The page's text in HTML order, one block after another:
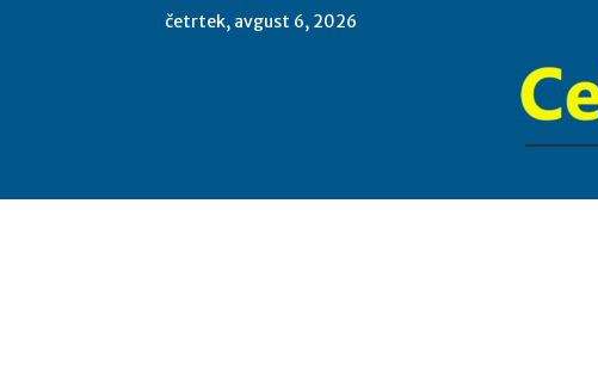
četrtek, avgust 6, 2026